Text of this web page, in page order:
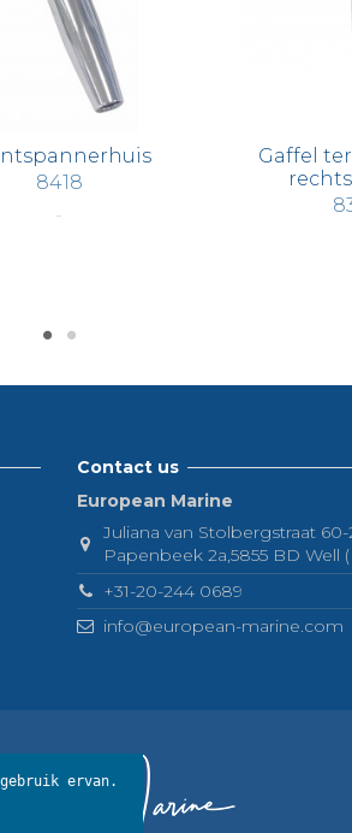
8418
Gaffel
Contact us
European Marine
Juliana van Stolbergstraat
Papenbeek 2a,5855 BD Well
+31-20-244 0689
info@european-marine.com
ervan.